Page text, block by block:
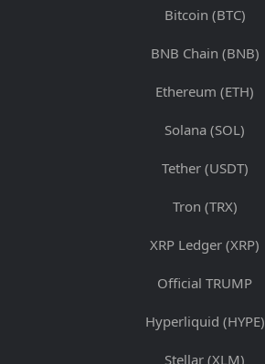
Bitcoin (BTC)
BNB Chain (BNB)
Ethereum (ETH)
Solana (SOL)
Tether (USDT)
Tron (TRX)
XRP Ledger (XRP)
Official TRUMP
Hyperliquid (HYPE)
Stellar (XLM)